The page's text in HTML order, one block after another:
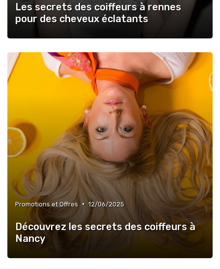
Les secrets des coiffeurs à rennes
pour des cheveux éclatants
Promotions et Offres • 12/06/2025
Découvrez les secrets des coiffeurs à
Nancy